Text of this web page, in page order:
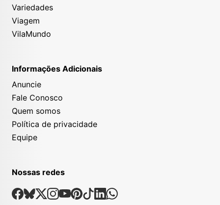
Variedades
Viagem
VilaMundo
Informações Adicionais
Anuncie
Fale Conosco
Quem somos
Política de privacidade
Equipe
Nossas redes
Nossas Redes Sociais
Facebook
Bsky
X Instagram
Youtube
Pinterest
TiktokLinkedin
Whatsapp